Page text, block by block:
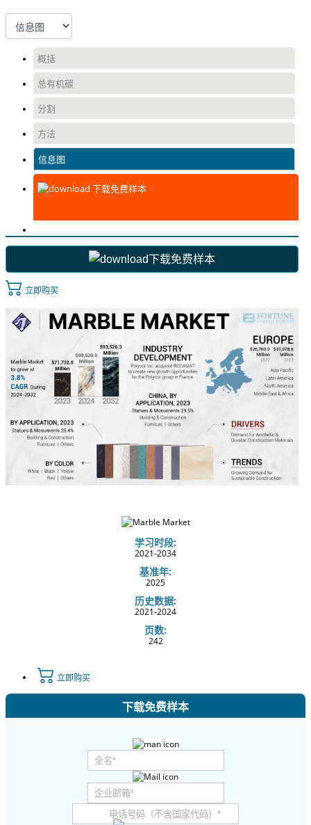
概括
总有机碳
分割
方法
信息图
下载免费样本
下载免费样本
立即购买
学习时段:
2021-2034
基准年:
2025
历史数据:
2021-2024
页数:
242
立即购买
下载免费样本